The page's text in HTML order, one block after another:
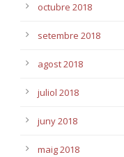
octubre 2018
setembre 2018
agost 2018
juliol 2018
juny 2018
maig 2018